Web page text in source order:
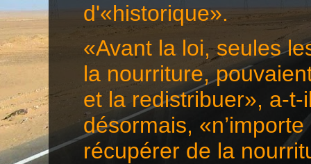
d'«historique».
«Avant la loi, seules
la nourriture,
et la redistribuer», a-
désormais,
récupérer de la